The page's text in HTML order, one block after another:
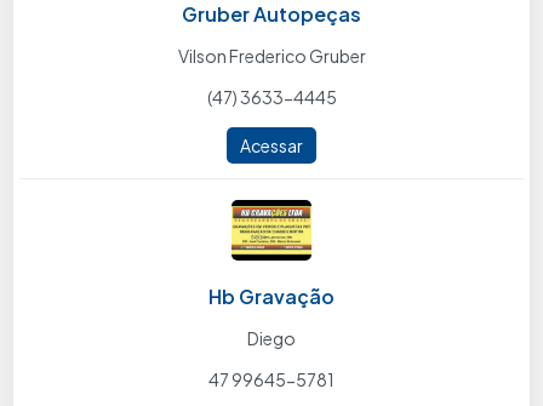
Gruber Autopeças
Vilson Frederico Gruber
(47) 3633-4445
Acessar
Hb Gravação
Diego
47 99645-5781